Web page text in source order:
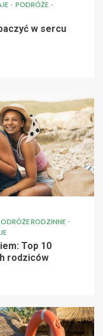
PODRÓŻE
w sercu
RODZINNE
Top 10
rodziców